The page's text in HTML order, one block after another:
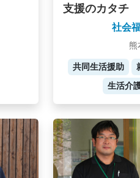
支援のカタチ
社会
熊
共同生活援助
生活介